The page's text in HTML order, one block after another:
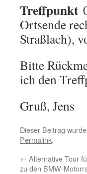
Treffpunkt
Ortsende
Straßlach),
Bitte
ich den
Gruß, Jens
Dieser Beitrag
Permalink.
← Alternative Tour
zu den BMW-